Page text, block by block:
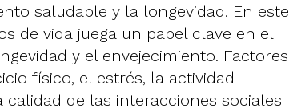
saludable y la longevidad. En este
de vida juega un papel clave en el
y el envejecimiento. Factores
físico, el estrés, la actividad
de las interacciones sociales